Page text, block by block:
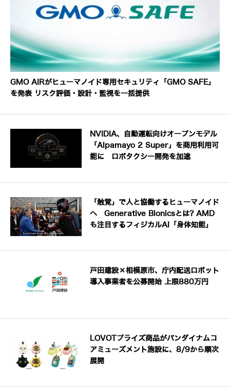
GMO AIRがヒューマノイド専用セキュリティ「GMO SAFE」
を発表 リスク評価・設計・監視を一括提供
NVIDIA、自動運転向けオープンモデル
「Alpamayo 2 Super」を商用利用可
能に ロボタクシー開発を加速
「触覚」で人と協働するヒューマノイド
へ Generative Bionicsとは? AMD
も注目するフィジカルAI「身体知能」
戸田建設×相模原市、庁内配送ロボット
導入事業者を公募開始 上限880万円
LOVOTプライズ商品がバンダイナムコ
アミューズメント施設に、8/9から順次
展開